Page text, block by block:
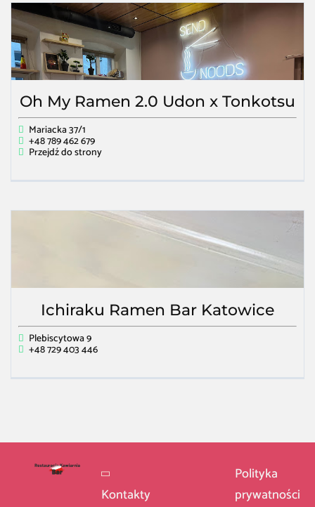
Oh My Ramen 2.0 Udon x Tonkotsu
Mariacka 37/1
+48 789 462 679
Przejdź do strony
Ichiraku Ramen Bar Katowice
Plebiscytowa 9
+48 729 403 446
Kontakty
Polityka
prywatności